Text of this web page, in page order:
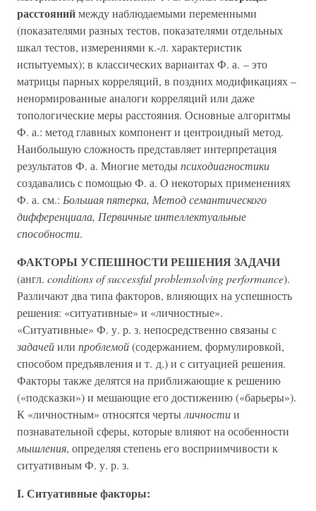
расстояниймежду наблюдаемыми переменными
(показателями разных тестов, показателями отдельных
шкал тестов, измерениями к.-л. характеристик
испытуемых); в классических вариантах Ф. а. – это
матрицы парных корреляций, в поздних модификациях –
ненормированные аналоги корреляций или даже
топологические меры расстояния. Основные алгоритмы
Ф. а.: метод главных компонент и центроидный метод.
Наибольшую сложность представляет интерпретация
результатов Ф. а. Многие методыпсиходиагностики
создавались с помощью Ф. а. О некоторых применениях
Ф. а. см.: Большая пятерка, Метод семантического
дифференциала, Первичные интеллектуальные
способности.
ФАКТОРЫ УСПЕШНОСТИ РЕШЕНИЯ ЗАДАЧИ
(англ. conditions of successful problemsolving performance).
Различают два типа факторов, влияющих на успешность
решения: «ситуативные» и «личностные».
«Ситуативные» Ф. у. р. з. непосредственно связаны с
задачейили проблемой(содержанием, формулировкой,
способом предъявления и т. д.) и с ситуацией решения.
Факторы также делятся на приближающие к решению
(«подсказки») и мешающие его достижению («барьеры»).
К «личностным» относятся чертыличностии
познавательной сферы, которые влияют на особенности
мышления, определяя степень его восприимчивости к
ситуативным Ф. у. р. з.
I. Ситуативные факторы: